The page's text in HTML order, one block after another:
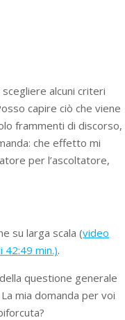
alcuni criteri
capire ciò che viene
frammenti di discorso,
che effetto mi
per l’ascoltatore,
su larga scala (video
42:49 min.).
questione generale
mia domanda per voi